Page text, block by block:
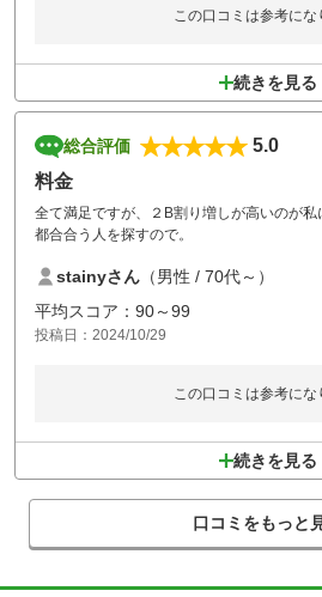
この口コミは参考にな
続きを見る
総合評価
5.0
料金
全て満足ですが、２B割り増しが高いのが
都合合う人を探すので。
stainyさん （男性 / 70代～）
平均スコア：90～99
投稿日：2024/10/29
この口コミは参考にな
続きを見る
口コミをもっと